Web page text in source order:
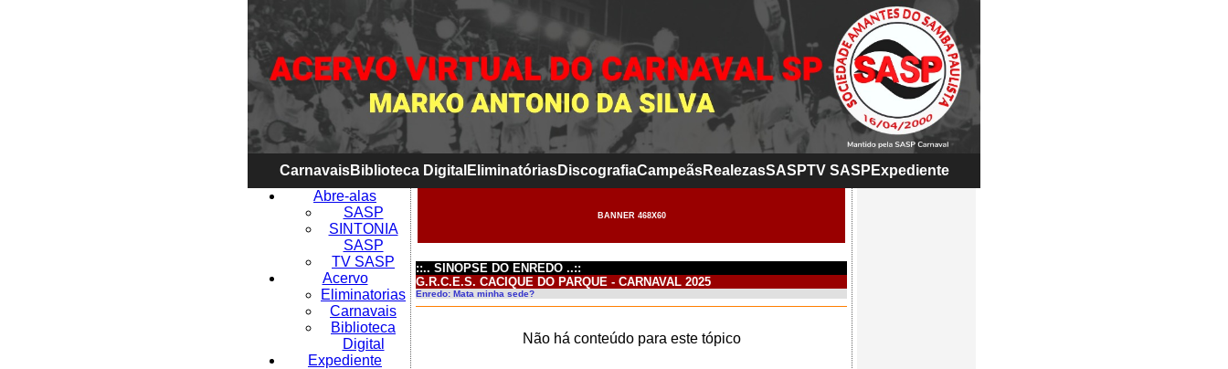
CarnavaisBiblioteca Digital EliminatóriasDiscografiaCampeãsRealezasSASPTV SASP Expediente
Abre-alas
SASP
SINTONIA
SASP
TV SASP
Acervo
Eliminatorias
Carnavais
Biblioteca
Digital
Expediente
BANNER 468X60
::.. SINOPSE DO ENREDO ..::
G.R.C.E.S. CACIQUE DO PARQUE - CARNAVAL 2025
Enredo: Mata minha sede?
Não há conteúdo para este tópico